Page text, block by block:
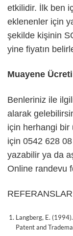
etkilidir. İlk ben
eklenenler için
şekilde kişinin
yine fiyatın
Muayene
Benleriniz ile
alarak
için herhangi bir
için 0542 628
yazabilir ya da
Online randevu
REFERANSLAR
Langberg, E.
Patent and